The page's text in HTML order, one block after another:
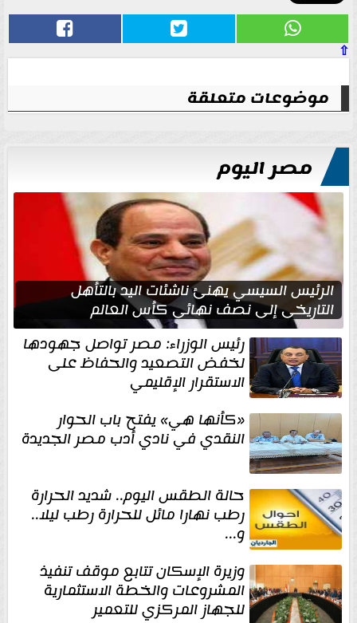
⇧
موضوعات متعلقة
مصر اليوم
الرئيس السيسي يهنئ ناشئات اليد بالتأهل
التاريخي إلى نصف نهائي كأس العالم
رئيس الوزراء: مصر تواصل جهودها
لخفض التصعيد والحفاظ على
الاستقرار الإقليمي
«كأنها هي» يفتح باب الحوار
النقدي في نادي أدب مصر الجديدة
حالة الطقس اليوم.. شديد الحرارة
رطب نهارا مائل للحرارة رطب ليلا..
و...
وزيرة الإسكان تتابع موقف تنفيذ
المشروعات والخطة الاستثمارية
للجهاز المركزي للتعمير